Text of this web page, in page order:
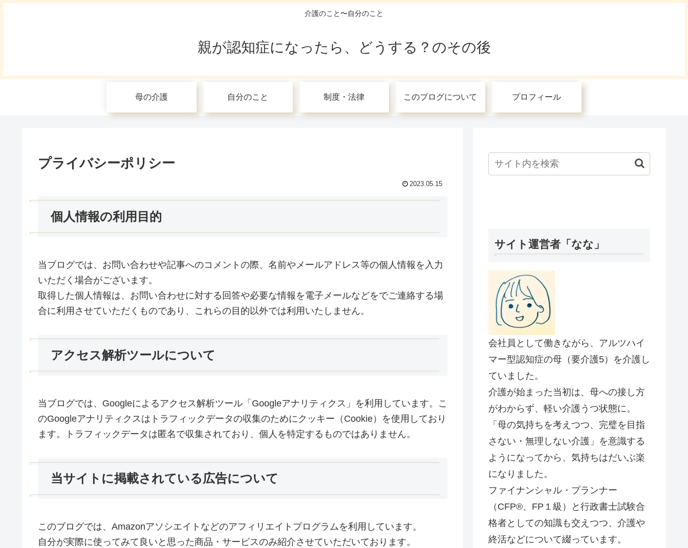
介護のこと〜自分のこと
親が認知症になったら、どうする？のその後
母の介護 自分のこと 制度・法律 このブログについて プロフィール
プライバシーポリシー
2023.05.15
個人情報の利用目的
当ブログでは、お問い合わせや記事へのコメントの際、名前やメールアドレス等の個人情報を入力
いただく場合がございます。
取得した個人情報は、お問い合わせに対する回答や必要な情報を電子メールなどをでご連絡する場
合に利用させていただくものであり、これらの目的以外では利用いたしません。
アクセス解析ツールについて
当ブログでは、Googleによるアクセス解析ツール「Googleアナリティクス」を利用しています。こ
のGoogleアナリティクスはトラフィックデータの収集のためにクッキー（Cookie）を使用しており
ます。トラフィックデータは匿名で収集されており、個人を特定するものではありません。
当サイトに掲載されている広告について
このブログでは、Amazonアソシエイトなどのアフィリエイトプログラムを利用しています。
自分が実際に使ってみて良いと思った商品・サービスのみ紹介させていただいております。
サイト運営者「なな」
会社員として働きながら、アルツハイ
マー型認知症の母（要介護5）を介護し
ていました。
介護が始まった当初は、母への接し方
がわからず、軽い介護うつ状態に。
「母の気持ちを考えつつ、完璧を目指
さない・無理しない介護」を意識する
ようになってから、気持ちはだいぶ楽
になりました。
ファイナンシャル・プランナー
（CFP®️、FP１級）と行政書士試験合
格者としての知識も交えつつ、介護や
終活などについて綴っています。